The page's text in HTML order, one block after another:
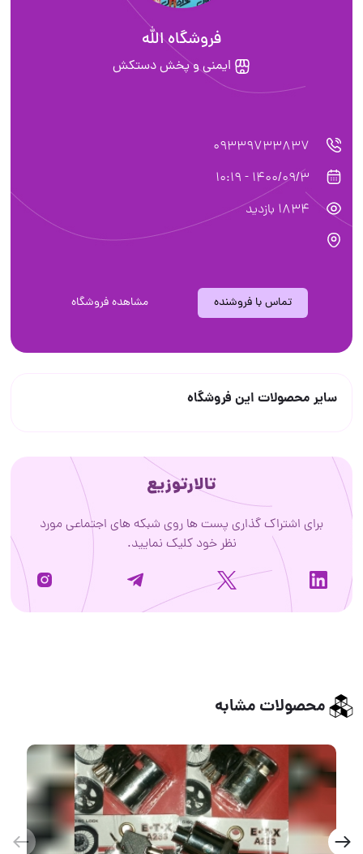
فروشگاه الله
ایمنی و پخش دستکش
09339733837
1400/09/3 - 10:19
1834 بازدید
تماس با فروشنده مشاهده فروشگاه
سایر محصولات این فروشگاه
تالارتوزیع
برای اشتراک گذاری پست ها روی شبکه های اجتماعی مورد
نظر خود کلیک نمایید.
محصولات مشابه